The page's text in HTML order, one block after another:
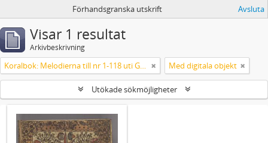
Förhandsgranska utskrift Avsluta
Visar 1 resultat
Arkivbeskrivning
Koralbok: Melodierna till nr 1-118 uti Gamla Psalmboken, enstämmigt satta Med digitala objekt
Utökade sökmöjligheter